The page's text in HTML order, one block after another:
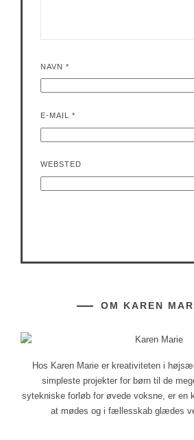
NAVN *
E-MAIL *
WEBSTED
OM KAREN
Hos Karen Marie er kreativiteten i
simpleste projekter for børn til de
sytekniske forløb for øvede voksne, er en
at mødes og i fællesskab glædes